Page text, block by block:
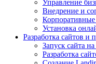
Управление
Внедрение и
Установка
Разработка сайтов и
Запуск сайта
Разработка